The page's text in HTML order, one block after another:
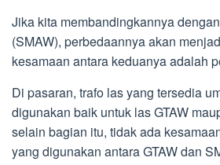
Jika kita membandingkannya
(SMAW), perbedaannya akan
kesamaan antara keduanya adalah
Di pasaran, trafo las yang tersedia
digunakan baik untuk las GTAW
selain bagian itu, tidak ada
yang digunakan antara GTAW dan